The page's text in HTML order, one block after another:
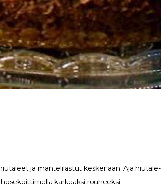
ja mantelilastut keskenään. Aja hiutale-
karkeaksi rouheeksi.